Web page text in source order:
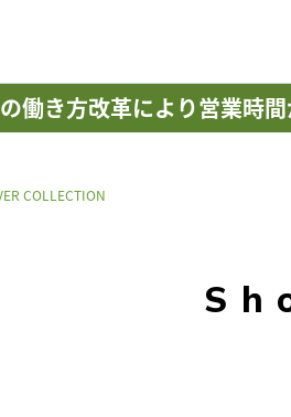
働き方改革により営業時間
COLLECTION